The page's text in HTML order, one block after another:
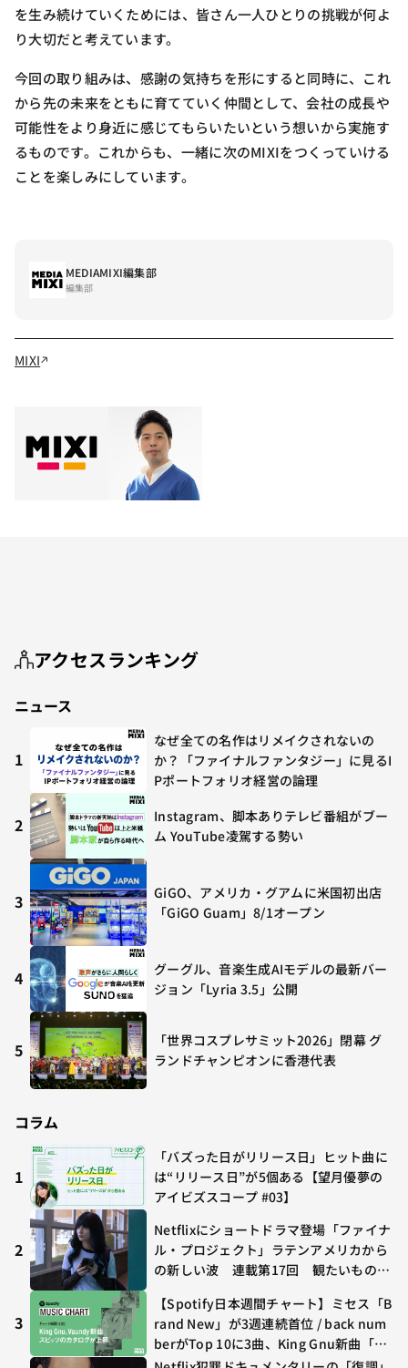
を生み続けていくためには、皆さん一人ひとりの挑戦が何よ
り大切だと考えています。
今回の取り組みは、感謝の気持ちを形にすると同時に、これ
から先の未来をともに育てていく仲間として、会社の成長や
可能性をより身近に感じてもらいたいという想いから実施す
るものです。これからも、一緒に次のMIXIをつくっていける
ことを楽しみにしています。
MEDIAMIXI編集部
編集部
MIXI
アクセスランキング
ニュース
1
なぜ全ての名作はリメイクされないの
か？「ファイナルファンタジー」に見るI
Pポートフォリオ経営の論理
2
Instagram、脚本ありテレビ番組がブー
ム YouTube凌駕する勢い
3
GiGO、アメリカ・グアムに米国初出店
「GiGO Guam」8/1オープン
4
グーグル、音楽生成AIモデルの最新バー
ジョン「Lyria 3.5」公開
5
「世界コスプレサミット2026」閉幕 グ
ランドチャンピオンに香港代表
コラム
1
「バズった日がリリース日」ヒット曲に
は“リリース日”が5個ある【望月優夢の
アイビズスコープ #03】
2
Netflixにショートドラマ登場「ファイナ
ル・プロジェクト」ラテンアメリカから
の新しい波 連載第17回 観たいものが
3
【Spotify日本週間チャート】ミセス「B
rand New」が3週連続首位 / back num
berがTop 10に3曲、King Gnu新曲「G
O GHOST」が初登場〜集計期間：2026